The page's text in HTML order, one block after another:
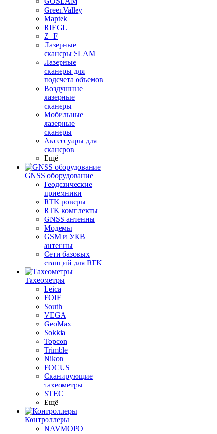
GreenValley
Maptek
RIEGL
Z+F
Лазерные
сканеры SLAM
Лазерные
сканеры для
подсчета объемов
Воздушные
лазерные
сканеры
Мобильные
лазерные
сканеры
Аксессуары для
сканеров
Ещё
GNSS оборудование
Геодезические
приемники
RTK роверы
RTK комплекты
GNSS антенны
Модемы
GSM и УКВ
антенны
Сети базовых
станций для RTK
Тахеометры
Leica
FOIF
South
VEGA
GeoMax
Sokkia
Topcon
Trimble
Nikon
FOCUS
Сканирующие
тахеометры
STEC
Ещё
Контроллеры
NAVMOPO